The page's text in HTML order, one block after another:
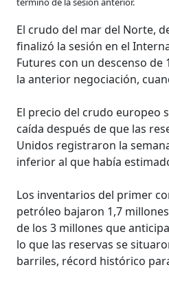
El crudo del mar del Norte,
finalizó la sesión en el
Futures con un descenso de
la anterior negociación,
El precio del crudo europeo
caída después de que las
Unidos registraron la
inferior al que había
Los inventarios del primer
petróleo bajaron 1,7
de los 3 millones que
lo que las reservas se
barriles, récord histórico